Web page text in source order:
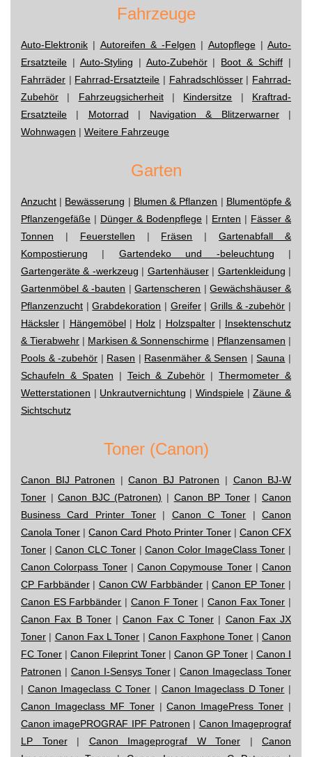
Fahrzeuge
Auto-Elektronik | Autoreifen & -Felgen | Autopflege| Auto-
Ersatzteile | Auto-Styling | Auto-Zubehör| Boot & Schiff |
Fahrräder | Fahrrad-Ersatzteile | Fahradschlösser| Fahrrad-
Zubehör | Fahrzeugsicherheit| Kindersitze | Kraftrad-
Ersatzteile | Motorrad | Navigation & Blitzerwarner|
Wohnwagen | Weitere Fahrzeuge
Garten
Anzucht | Bewässerung | Blumen & Pflanzen | Blumentöpfe &
Pflanzengefäße | Dünger & Bodenpflege | Ernten | Fässer &
Tonnen | Feuerstellen | Fräsen |Gartenabfall &
Kompostierung | Gartendeko und -beleuchtung |
Gartengeräte & -werkzeug | Gartenhäuser| Gartenkleidung |
Gartenmöbel & -bauten |Gartenscheren |Gewächshäuser &
Pflanzenzucht |Grabdekoration | Greifer|Grills & -zubehör |
Häcksler | Hängemöbel| Holz | Holzspalter| Insektenschutz
& Tierabwehr | Markisen & Sonnenschirme | Pflanzensamen |
Pools & -zubehör | Rasen | Rasenmäher & Sensen |Sauna |
Schaufeln & Spaten | Teich & Zubehör |Thermometer &
Wetterstationen | Unkrautvernichtung | Windspiele|Zäune &
Sichtschutz
Toner (Canon)
Canon BIJ Patronen |Canon BJ Patronen | Canon BJ-W
Toner |Canon BJC (Patronen) | Canon BP Toner|Canon
Business Card Printer Toner | Canon C Toner |Canon
Canola Toner |Canon Card Photo Printer Toner| Canon CFX
Toner |Canon CLC Toner|Canon Color ImageClass Toner |
Canon Colorpass Toner| Canon Copymouse Toner| Canon
CP Farbbänder| Canon CW Farbbänder |Canon EP Toner |
Canon ES Farbbänder | Canon F Toner | Canon Fax Toner |
Canon Fax B Toner|Canon Fax C Toner | Canon Fax JX
Toner | Canon Fax L Toner | Canon Faxphone Toner |Canon
FC Toner | Canon Fileprint Toner | Canon GP Toner | Canon I
Patronen | Canon I-Sensys Toner|Canon Imageclass Toner
| Canon Imageclass C Toner | Canon Imageclass D Toner |
Canon Imageclass MF Toner|Canon ImagePress Toner |
Canon imagePROGRAF IPF Patronen | Canon Imageprograf
LP Toner| Canon Imageprograf W Toner | Canon